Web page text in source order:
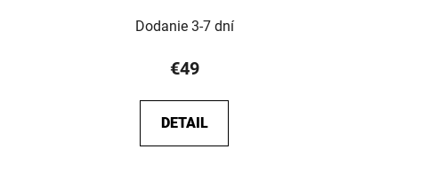
Dodanie 3-7 dní
€49
DETAIL